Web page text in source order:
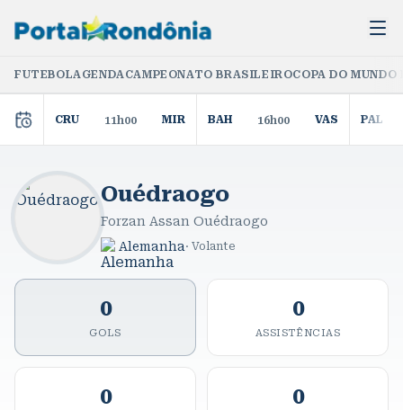
FUTEBOLAGENDACAMPEONATO BRASILEIROCOPA DO
CRU 11h00 MIR BAH 16h00 VAS PAL
Ouédraogo
Forzan Assan Ouédraogo
Alemanha · Volante
0
GOLS
0
ASSISTÊNCIAS
0 0